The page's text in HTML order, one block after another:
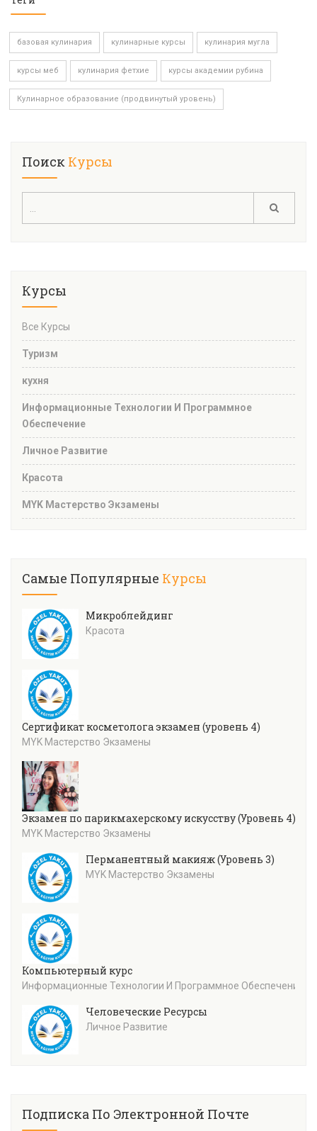
базовая кулинария кулинарные курсы кулинария мугла
курсы меб кулинария фетхие курсы академии рубина
Кулинарное образование (продвинутый уровень)
Поиск Курсы
Курсы
Все Курсы
Туризм
кухня
Информационные Технологии И Программное
Обеспечение
Личное Развитие
Красота
MYK Мастерство Экзамены
Самые Популярные Курсы
Микроблейдинг
Красота
Сертификат косметолога экзамен (уровень 4)
MYK Мастерство Экзамены
Экзамен по парикмахерскому искусству (Уровень 4)
MYK Мастерство Экзамены
Перманентный макияж (Уровень 3)
MYK Мастерство Экзамены
Компьютерный курс
Информационные Технологии И Программное Обеспечение
Человеческие Ресурсы
Личное Развитие
Подписка По Электронной Почте